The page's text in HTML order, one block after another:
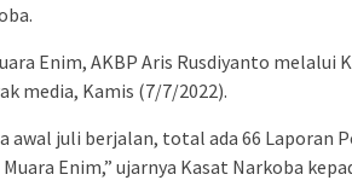
Enim, AKBP Aris Rusdiyanto melalui
media, Kamis (7/7/2022).
awal juli berjalan, total ada 66 Laporan
Enim,” ujarnya Kasat Narkoba